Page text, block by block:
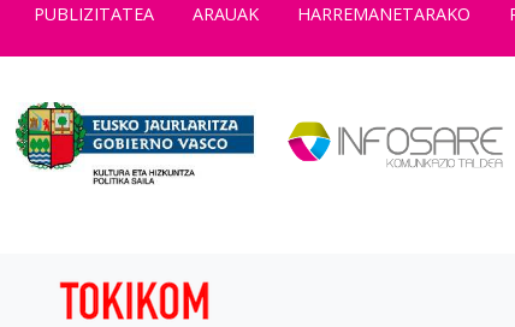
PUBLIZITATEA ARAUAK HARREMANETARAKO